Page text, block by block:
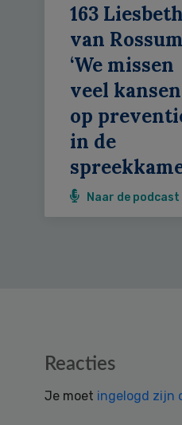
163 Liesbeth
van
‘We missen
veel kansen
op
in de
Naar de podcast
Reacties
Je moet ingelogd zijn